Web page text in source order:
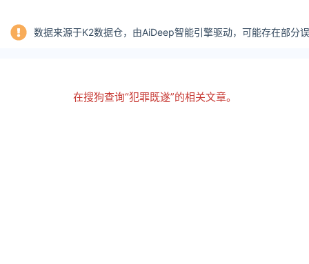
数据来源于K2数据仓，由AiDeep智能引擎驱动，可能存在部分
在搜狗查询“犯罪既遂”的相关文章。